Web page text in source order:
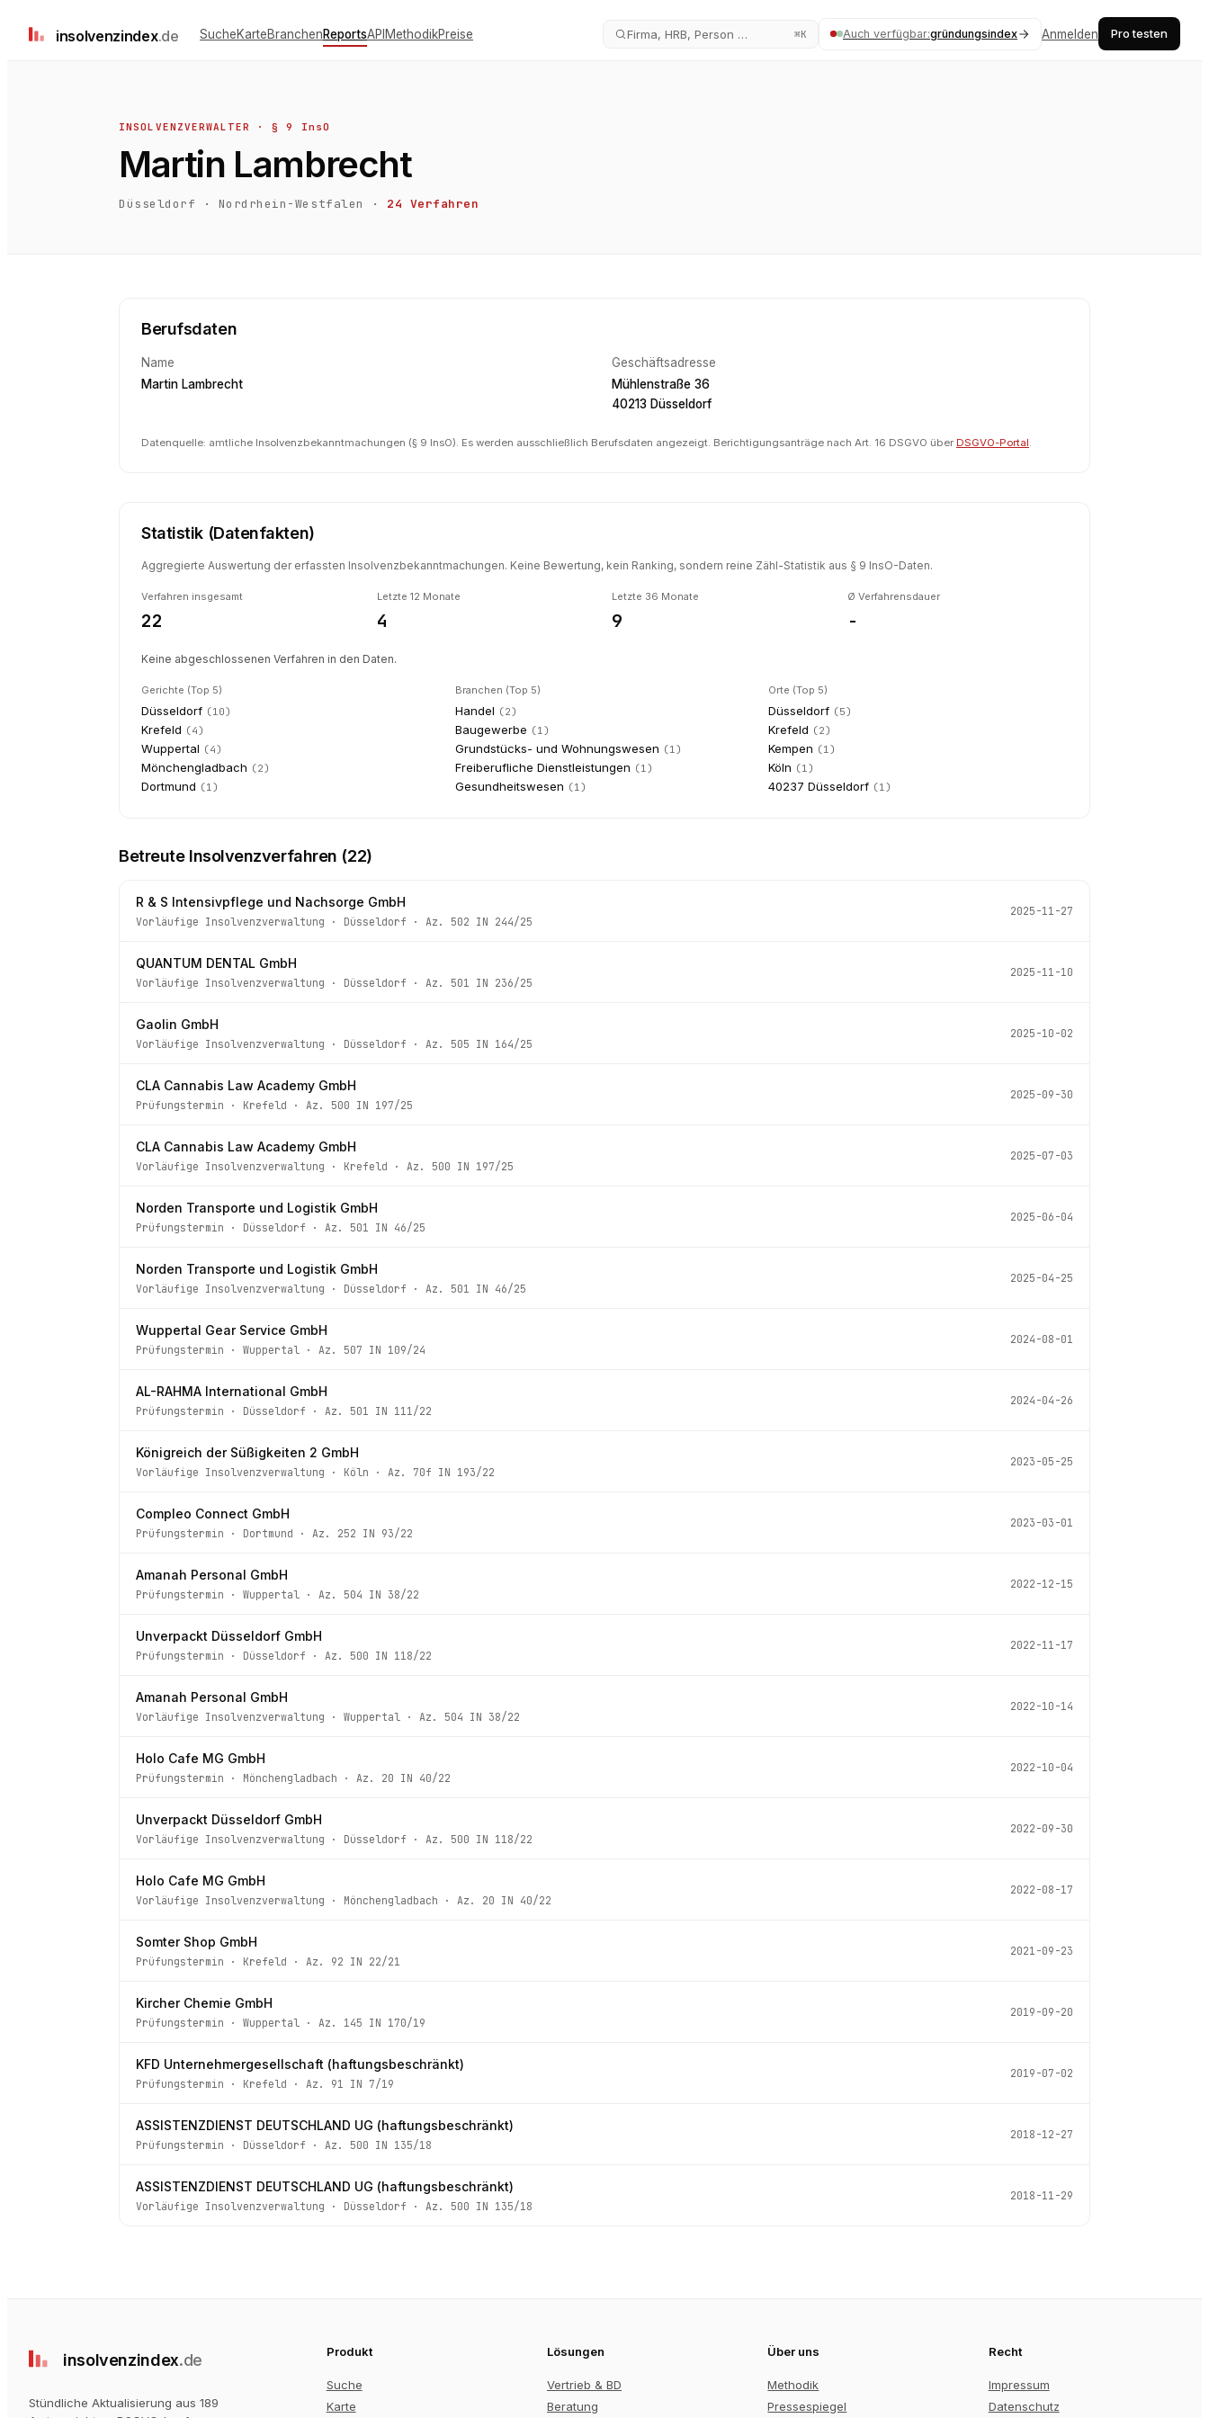
insolvenzindex.de SucheKarteBranchenReportsAPIMethodikPreise Firma, HRB, Person … ⌘K Auch verfügbar:gründungsindex Anmelden Pro testen
INSOLVENZVERWALTER · § 9 InsO
Martin Lambrecht
Düsseldorf · Nordrhein-Westfalen · 24 Verfahren
Berufsdaten
Name
Martin Lambrecht
Geschäftsadresse
Mühlenstraße 36
40213 Düsseldorf
Datenquelle: amtliche Insolvenzbekanntmachungen (§ 9 InsO). Es werden ausschließlich Berufsdaten angezeigt. Berichtigungsanträge nach Art. 16 DSGVO über DSGVO-Portal.
Statistik (Datenfakten)
Aggregierte Auswertung der erfassten Insolvenzbekanntmachungen. Keine Bewertung, kein Ranking, sondern reine Zähl-Statistik aus § 9 InsO-Daten.
Verfahren insgesamt
22
Letzte 12 Monate
4
Letzte 36 Monate
9
Ø Verfahrensdauer
-
Keine abgeschlossenen Verfahren in den Daten.
Gerichte (Top 5)
Düsseldorf (10)
Krefeld (4)
Wuppertal (4)
Mönchengladbach (2)
Dortmund (1)
Branchen (Top 5)
Handel (2)
Baugewerbe (1)
Grundstücks- und Wohnungswesen (1)
Freiberufliche Dienstleistungen (1)
Gesundheitswesen (1)
Orte (Top 5)
Düsseldorf (5)
Krefeld (2)
Kempen (1)
Köln (1)
40237 Düsseldorf (1)
Betreute Insolvenzverfahren (22)
R & S Intensivpflege und Nachsorge GmbH
Vorläufige Insolvenzverwaltung · Düsseldorf · Az. 502 IN 244/25
2025-11-27
QUANTUM DENTAL GmbH
Vorläufige Insolvenzverwaltung · Düsseldorf · Az. 501 IN 236/25
2025-11-10
Gaolin GmbH
Vorläufige Insolvenzverwaltung · Düsseldorf · Az. 505 IN 164/25
2025-10-02
CLA Cannabis Law Academy GmbH
Prüfungstermin · Krefeld · Az. 500 IN 197/25
2025-09-30
CLA Cannabis Law Academy GmbH
Vorläufige Insolvenzverwaltung · Krefeld · Az. 500 IN 197/25
2025-07-03
Norden Transporte und Logistik GmbH
Prüfungstermin · Düsseldorf · Az. 501 IN 46/25
2025-06-04
Norden Transporte und Logistik GmbH
Vorläufige Insolvenzverwaltung · Düsseldorf · Az. 501 IN 46/25
2025-04-25
Wuppertal Gear Service GmbH
Prüfungstermin · Wuppertal · Az. 507 IN 109/24
2024-08-01
AL-RAHMA International GmbH
Prüfungstermin · Düsseldorf · Az. 501 IN 111/22
2024-04-26
Königreich der Süßigkeiten 2 GmbH
Vorläufige Insolvenzverwaltung · Köln · Az. 70f IN 193/22
2023-05-25
Compleo Connect GmbH
Prüfungstermin · Dortmund · Az. 252 IN 93/22
2023-03-01
Amanah Personal GmbH
Prüfungstermin · Wuppertal · Az. 504 IN 38/22
2022-12-15
Unverpackt Düsseldorf GmbH
Prüfungstermin · Düsseldorf · Az. 500 IN 118/22
2022-11-17
Amanah Personal GmbH
Vorläufige Insolvenzverwaltung · Wuppertal · Az. 504 IN 38/22
2022-10-14
Holo Cafe MG GmbH
Prüfungstermin · Mönchengladbach · Az. 20 IN 40/22
2022-10-04
Unverpackt Düsseldorf GmbH
Vorläufige Insolvenzverwaltung · Düsseldorf · Az. 500 IN 118/22
2022-09-30
Holo Cafe MG GmbH
Vorläufige Insolvenzverwaltung · Mönchengladbach · Az. 20 IN 40/22
2022-08-17
Somter Shop GmbH
Prüfungstermin · Krefeld · Az. 92 IN 22/21
2021-09-23
Kircher Chemie GmbH
Prüfungstermin · Wuppertal · Az. 145 IN 170/19
2019-09-20
KFD Unternehmergesellschaft (haftungsbeschränkt)
Prüfungstermin · Krefeld · Az. 91 IN 7/19
2019-07-02
ASSISTENZDIENST DEUTSCHLAND UG (haftungsbeschränkt)
Prüfungstermin · Düsseldorf · Az. 500 IN 135/18
2018-12-27
ASSISTENZDIENST DEUTSCHLAND UG (haftungsbeschränkt)
Vorläufige Insolvenzverwaltung · Düsseldorf · Az. 500 IN 135/18
2018-11-29
insolvenzindex.de
Stündliche Aktualisierung aus 189
Produkt
Suche
Karte
Lösungen
Vertrieb & BD
Beratung
Über uns
Methodik
Pressespiegel
Recht
Impressum
Datenschutz